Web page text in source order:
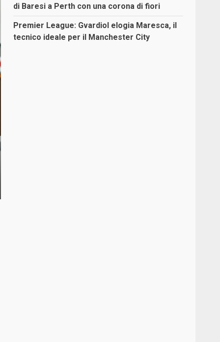
di Baresi a Perth con una corona di fiori
Premier League: Gvardiol elogia Maresca, il
tecnico ideale per il Manchester City